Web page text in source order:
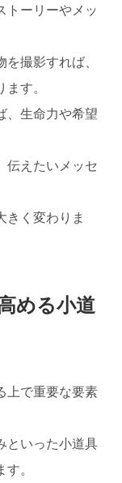
トーリーやメッ
撮影すれば、
す。
、生命力や希望
伝えたいメッセ
きく変わりま
める小道
上で重要な要素
といった小道具
。